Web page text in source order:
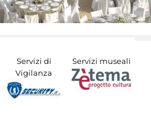
Servizi di
Vigilanza
Servizi museali